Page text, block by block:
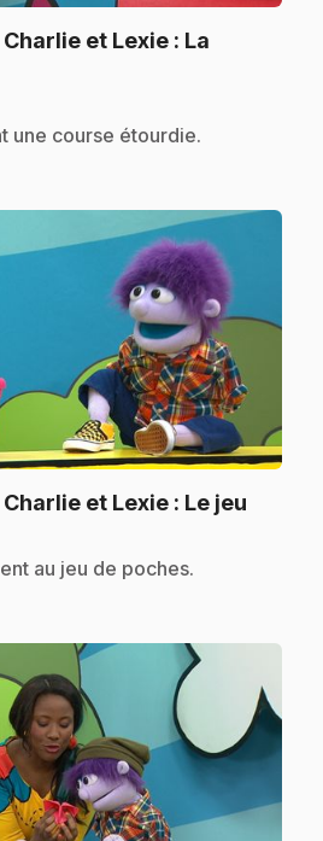
et Lexie : La
une course étourdie.
et Lexie : Le jeu
au jeu de poches.